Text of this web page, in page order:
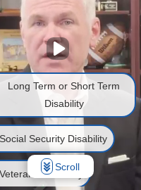
Long Term or Short Term
Disability
Social Security Disability
Veterans' Disability
Scroll